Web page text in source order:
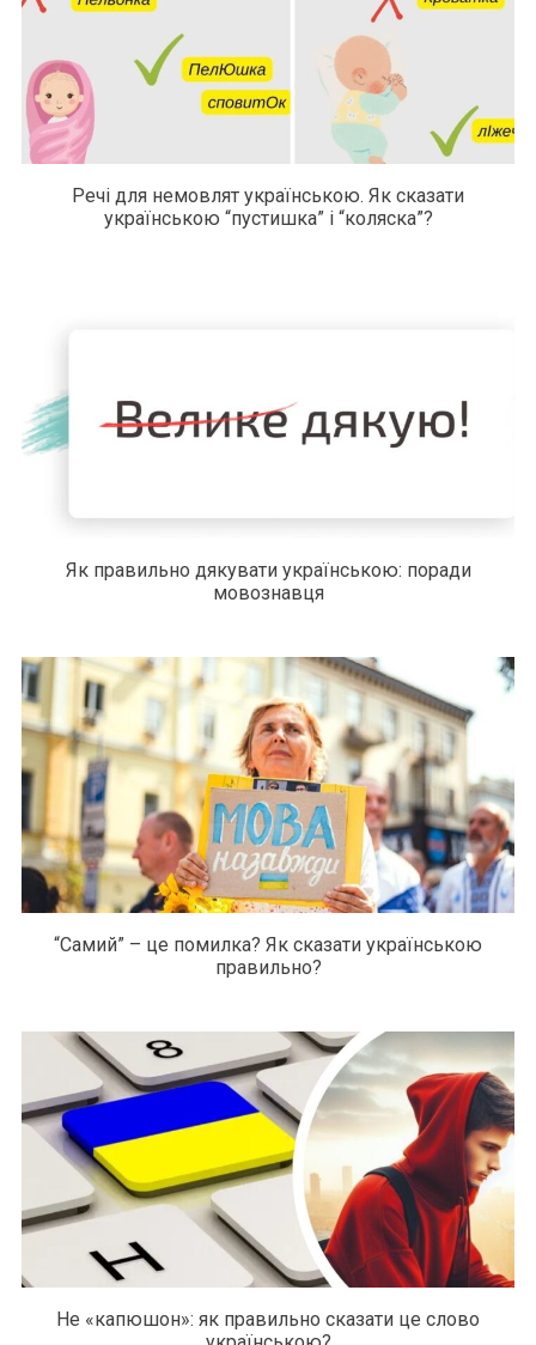
Речі для немовлят українською. Як сказати
українською “пустишка” і “коляска”?
Як правильно дякувати українською: поради
мовознавця
“Самий” – це помилка? Як сказати українською
правильно?
Не «капюшон»: як правильно сказати це слово